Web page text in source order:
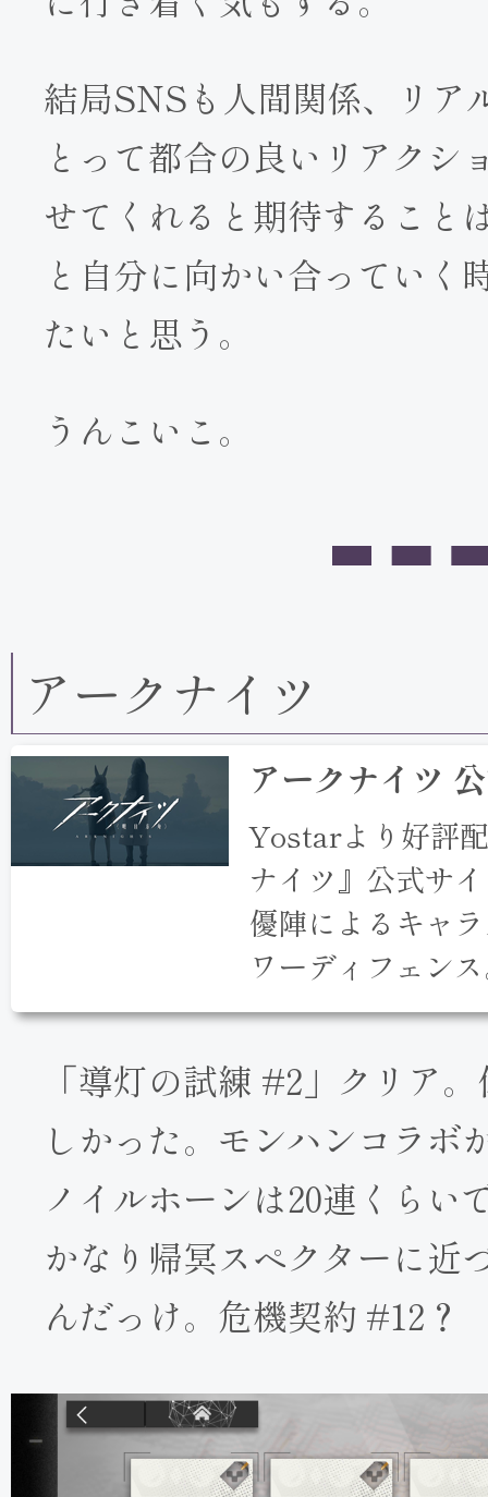
結局SNSも人間関係、リア
とって都合の良いリアクシ
せてくれると期待すること
と自分に向かい合っていく
たいと思う。
うんこいこ。
アークナイツ
アークナイツ
Yostarより好評
ナイツ』公式サ
優陣によるキャ
ワーディフェン
「導灯の試練 #2」クリア
しかった。モンハンコラボ
ノイルホーンは20連くらい
かなり帰冥スペクターに近
んだっけ。危機契約 #12？